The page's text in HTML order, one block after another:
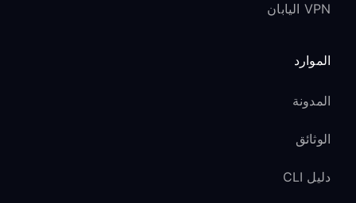
VPN اليابان
الموارد
المدونة
الوثائق
دليل CLI